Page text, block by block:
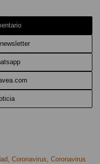
, Coronavirus, Coronavirus